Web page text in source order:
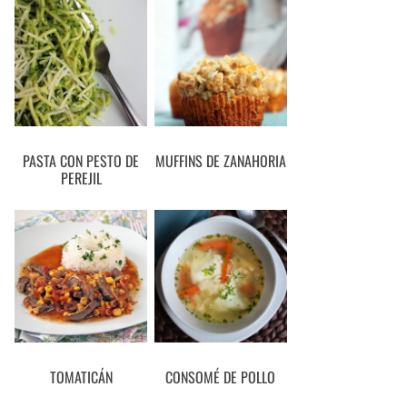
PASTA CON PESTO DE
PEREJIL
MUFFINS DE ZANAHORIA
TOMATICÁN CONSOMÉ DE POLLO